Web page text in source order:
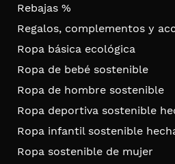
Rebajas %
Regalos, complementos y
Ropa básica ecológica
Ropa de bebé sostenible
Ropa de hombre sostenible
Ropa deportiva sostenible
Ropa infantil sostenible
Ropa sostenible de mujer